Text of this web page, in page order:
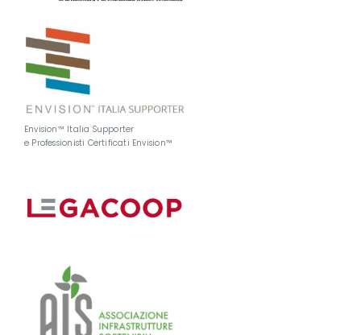
Envision™ Italia Supporter
e Professionisti Certificati Envision™